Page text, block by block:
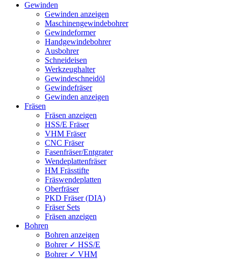
Gewinden
Gewinden anzeigen
Maschinengewindebohrer
Gewindeformer
Handgewindebohrer
Ausbohrer
Schneideisen
Werkzeughalter
Gewindeschneidöl
Gewindefräser
Gewinden anzeigen
Fräsen
Fräsen anzeigen
HSS/E Fräser
VHM Fräser
CNC Fräser
Fasenfräser/Entgrater
Wendeplattenfräser
HM Frässtifte
Fräswendeplatten
Oberfräser
PKD Fräser (DIA)
Fräser Sets
Fräsen anzeigen
Bohren
Bohren anzeigen
Bohrer ✓ HSS/E
Bohrer ✓ VHM